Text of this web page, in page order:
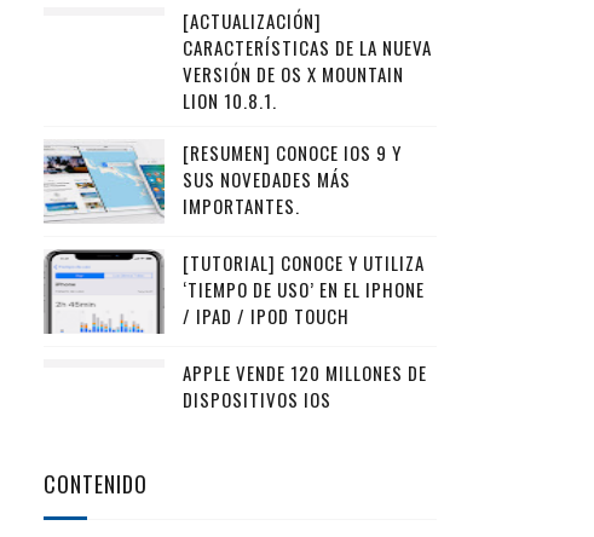
[ACTUALIZACIÓN]
CARACTERÍSTICAS DE LA NUEVA
VERSIÓN DE OS X MOUNTAIN
LION 10.8.1.
[RESUMEN] CONOCE IOS 9 Y
SUS NOVEDADES MÁS
IMPORTANTES.
[TUTORIAL] CONOCE Y UTILIZA
‘TIEMPO DE USO’ EN EL IPHONE
/ IPAD / IPOD TOUCH
APPLE VENDE 120 MILLONES DE
DISPOSITIVOS IOS
CONTENIDO